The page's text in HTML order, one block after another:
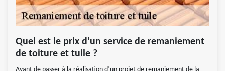
Quel est le prix d’un service de remaniement
de toiture et tuile ?
Avant de passer à la réalisation d’un projet de remaniement de la